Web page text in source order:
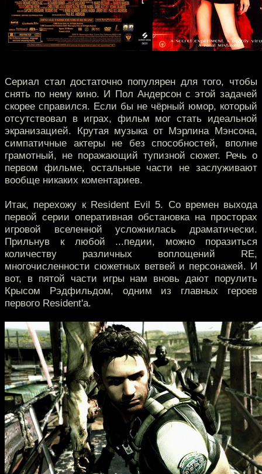
Сериал стал достаточно популярен для того, чтобы
снять по нему кино. И Пол Андерсон с этой задачей
скорее справился. Если бы не чёрный юмор, который
отсутствовал в играх, фильм мог стать идеальной
экранизацией. Крутая музыка от Мэрлина Мэнсона,
симпатичные актеры не без способностей, вполне
грамотный, не поражающий тупизной сюжет. Речь о
первом фильме, остальные части не заслуживают
вообще никаких коментариев.
Итак, перехожу к Resident Evil 5. Со времен выхода
первой серии оперативная обстановка на просторах
игровой вселенной усложнилась драматически.
Прильнув к любой ...педии, можно поразиться
количеству различных воплощений RE,
многочисленности сюжетных ветвей и персонажей. И
вот, в пятой части игры нам вновь дают порулить
Крысом Рэдфильдом, одним из главных героев
первого Resident'а.